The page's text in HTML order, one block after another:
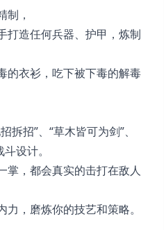
制，
打造任何兵器、护甲，炼制
的衣衫，吃下被下毒的解毒
拆招”、“草木皆可为剑”、
设计。
掌，都会真实的击打在敌人
，磨炼你的技艺和策略。